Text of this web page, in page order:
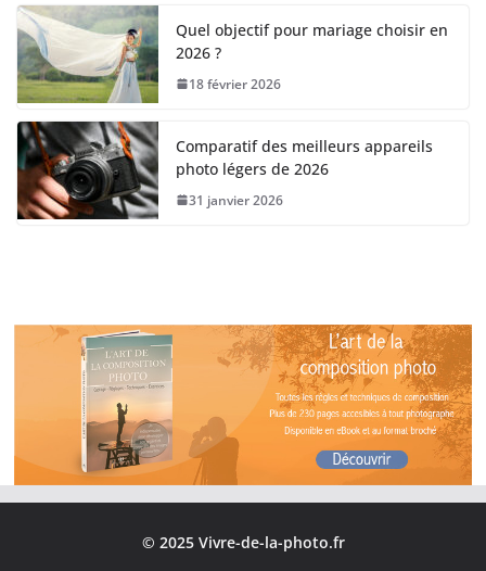
Quel objectif pour mariage choisir en
2026 ?
18 février 2026
Comparatif des meilleurs appareils
photo légers de 2026
31 janvier 2026
© 2025 Vivre-de-la-photo.fr